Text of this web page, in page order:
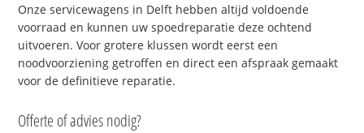
Onze servicewagens in Delft hebben altijd voldoende
voorraad en kunnen uw spoedreparatie deze ochtend
uitvoeren. Voor grotere klussen wordt eerst een
noodvoorziening getroffen en direct een afspraak gemaakt
voor de definitieve reparatie.
Offerte of advies nodig?